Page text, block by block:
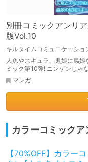
別冊コミックアンリ
版Vol.10
キルタイムコミュニケーショ
人魚やスキュラ、鬼娘に蟲
ミック第10弾! ニンゲンじゃ
マンガ
カラーコミックア
【70%OFF】カラー